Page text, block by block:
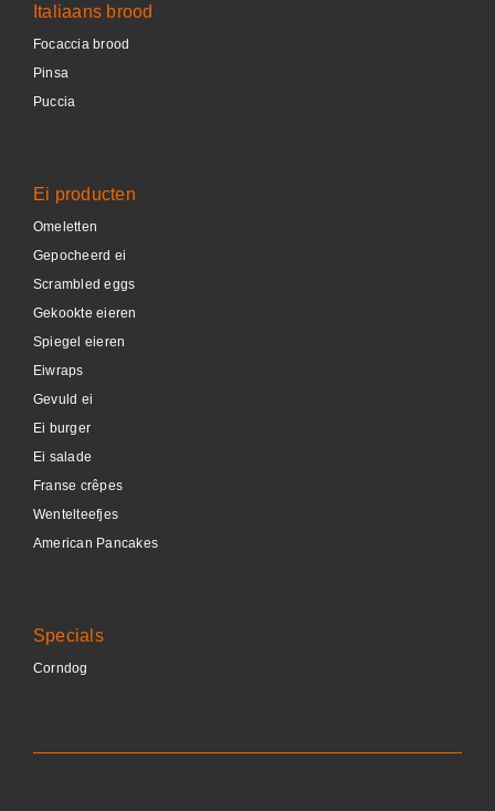
Italiaans brood
Focaccia brood
Pinsa
Puccia
Ei producten
Omeletten
Gepocheerd ei
Scrambled eggs
Gekookte eieren
Spiegel eieren
Eiwraps
Gevuld ei
Ei burger
Ei salade
Franse crêpes
Wentelteefjes
American Pancakes
Specials
Corndog